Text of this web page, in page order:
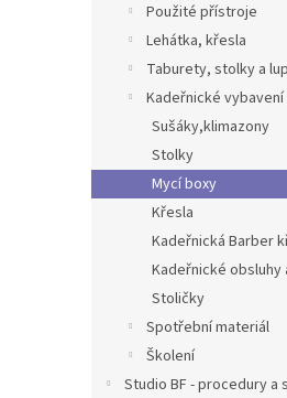
Použité přístroje
Lehátka, křesla
Taburety, stolky a
Kadeřnické vybavení
Sušáky,klimazony
Stolky
Mycí boxy
Křesla
Kadeřnická Barber
Kadeřnické obsluhy
Stoličky
Spotřební materiál
Školení
Studio BF - procedury a